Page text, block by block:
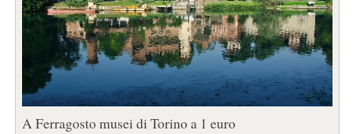
A Ferragosto musei di Torino a 1 euro